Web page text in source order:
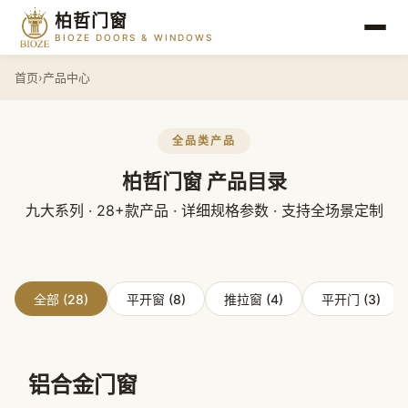
柏哲门窗
BIOZE DOORS & WINDOWS
首页›产品中心
全品类产品
柏哲门窗 产品目录
九大系列 · 28+款产品 · 详细规格参数 · 支持全场景定制
全部 (28) 平开窗 (8) 推拉窗 (4) 平开门 (3)
铝合金门窗